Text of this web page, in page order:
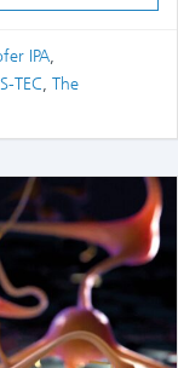
IPA,
S-TEC, The